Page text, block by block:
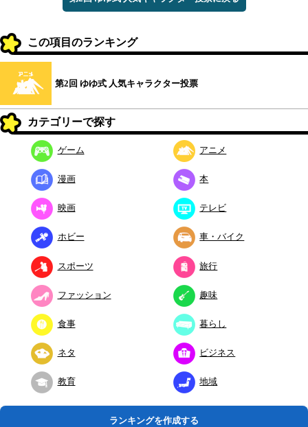
この項目のランキング
第2回 ゆゆ式 人気キャラクター投票
カテゴリーで探す
ゲーム アニメ
漫画 本
映画 テレビ
ホビー 車・バイク
スポーツ 旅行
ファッション 趣味
食事 暮らし
ネタ ビジネス
教育 地域
ランキングを作成する